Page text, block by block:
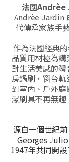
法國Andrèe
Andrèe Jardin
代傳承家族手
作為法國經典
品質用材極為
對生活美感的
房鍋刷，窗台
到室內、戶外
潔刷具不再無
源自一個世紀
Georges Julio
1947年共同開